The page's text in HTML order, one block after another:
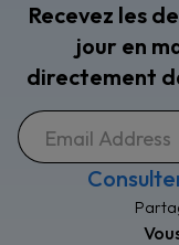
Recevez les
jour en
directement